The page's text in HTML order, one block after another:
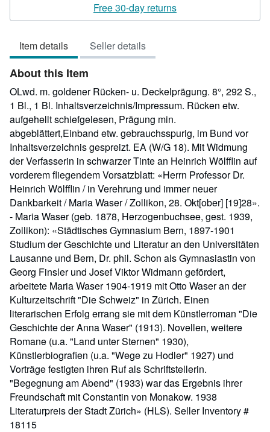
5
of
5
stars
Free 30-day returns
Item details Seller details
About this Item
OLwd. m. goldener Rücken- u. Deckelprägung. 8°, 292 S.,
1 Bl., 1 Bl. Inhaltsverzeichnis/Impressum. Rücken etw.
aufgehellt schiefgelesen, Prägung min.
abgeblättert,Einband etw. gebrauchsspurig, im Bund vor
Inhaltsverzeichnis gespreizt. EA (W/G 18). Mit Widmung
der Verfasserin in schwarzer Tinte an Heinrich Wölfflin auf
vorderem fliegendem Vorsatzblatt: «Herrn Professor Dr.
Heinrich Wölfflin / in Verehrung und immer neuer
Dankbarkeit / Maria Waser / Zollikon, 28. Okt[ober] [19]28».
- Maria Waser (geb. 1878, Herzogenbuchsee, gest. 1939,
Zollikon): «Städtisches Gymnasium Bern, 1897-1901
Studium der Geschichte und Literatur an den Universitäten
Lausanne und Bern, Dr. phil. Schon als Gymnasiastin von
Georg Finsler und Josef Viktor Widmann gefördert,
arbeitete Maria Waser 1904-1919 mit Otto Waser an der
Kulturzeitschrift "Die Schweiz" in Zürich. Einen
literarischen Erfolg errang sie mit dem Künstlerroman "Die
Geschichte der Anna Waser" (1913). Novellen, weitere
Romane (u.a. "Land unter Sternen" 1930),
Künstlerbiografien (u.a. "Wege zu Hodler" 1927) und
Vorträge festigten ihren Ruf als Schriftstellerin.
"Begegnung am Abend" (1933) war das Ergebnis ihrer
Freundschaft mit Constantin von Monakow. 1938
Literaturpreis der Stadt Zürich» (HLS). Seller Inventory #
18115